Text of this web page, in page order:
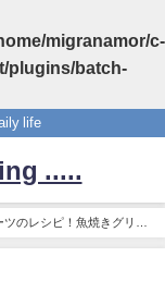
migranamor/c-
plugins/batch-
life
.....
のレシピ！魚焼きグリル